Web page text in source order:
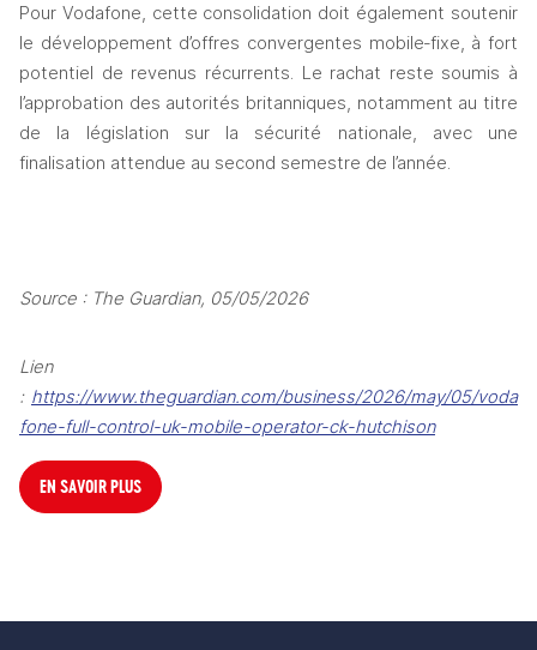
Pour Vodafone, cette consolidation doit également soutenir
le développement d’offres convergentes mobile‑fixe, à fort
potentiel de revenus récurrents. Le rachat reste soumis à
l’approbation des autorités britanniques, notamment au titre
de la législation sur la sécurité nationale, avec une
finalisation attendue au second semestre de l’année.
Source : The Guardian, 05/05/2026
Lien
: https://www.theguardian.com/business/2026/may/05/voda
fone-full-control-uk-mobile-operator-ck-hutchison
EN SAVOIR PLUS